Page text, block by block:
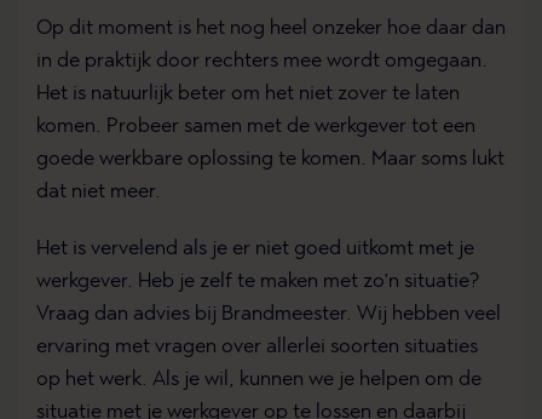
Op dit moment is het nog heel onzeker hoe daar dan
in de praktijk door rechters mee wordt omgegaan.
Het is natuurlijk beter om het niet zover te laten
komen. Probeer samen met de werkgever tot een
goede werkbare oplossing te komen. Maar soms lukt
dat niet meer.
Het is vervelend als je er niet goed uitkomt met je
werkgever. Heb je zelf te maken met zo’n situatie?
Vraag dan advies bij Brandmeester. Wij hebben veel
ervaring met vragen over allerlei soorten situaties
op het werk. Als je wil, kunnen we je helpen om de
situatie met je werkgever op te lossen en daarbij